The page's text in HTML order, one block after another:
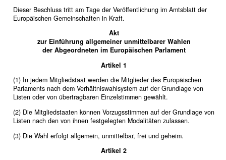
Dieser Beschluss tritt am Tage der Veröffentlichung im Amtsblatt der
Europäischen Gemeinschaften in Kraft.
Akt
zur Einführung allgemeiner unmittelbarer Wahlen
der Abgeordneten im Europäischen Parlament
Artikel 1
(1) In jedem Mitgliedstaat werden die Mitglieder des Europäischen
Parlaments nach dem Verhältniswahlsystem auf der Grundlage von
Listen oder von übertragbaren Einzelstimmen gewählt.
(2) Die Mitgliedstaaten können Vorzugsstimmen auf der Grundlage von
Listen nach den von ihnen festgelegten Modalitäten zulassen.
(3) Die Wahl erfolgt allgemein, unmittelbar, frei und geheim.
Artikel 2